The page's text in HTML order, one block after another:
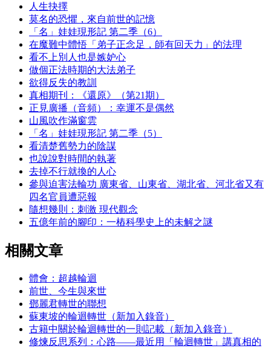
人生抉擇
莫名的恐懼，來自前世的記憶
「名」娃娃現形記 第二季（6）
在魔難中體悟「弟子正念足，師有回天力」的法理
看不上別人也是嫉妒心
做個正法時期的大法弟子
欲得反失的教訓
真相期刊：《還原》（第21期）
正見廣播（音頻）：幸運不是偶然
山風吹作滿窗雲
「名」娃娃現形記 第二季（5）
看清楚舊勢力的陰謀
也說說對時間的執著
去掉不行就換的人心
參與迫害法輪功 廣東省、山東省、湖北省、河北省又有
四名官員遭惡報
隨想幾則：刺激 現代觀念
五億年前的腳印：一樁科學史上的未解之謎
相關文章
體會：超越輪迴
前世、今生與來世
鄧麗君轉世的聯想
蘇東坡的輪迴轉世（新加入錄音）
古籍中關於輪迴轉世的一則記載（新加入錄音）
修煉反思系列：心路――最近用「輪迴轉世」講真相的